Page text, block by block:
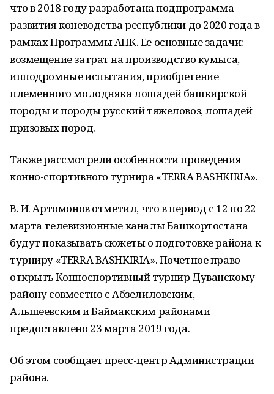
что в 2018 году разработана подпрограмма
развития коневодства республики до 2020 года в
рамках Программы АПК. Ее основные задачи:
возмещение затрат на производство кумыса,
ипподромные испытания, приобретение
племенного молодняка лошадей башкирской
породы и породы русский тяжеловоз, лошадей
призовых пород.
Также рассмотрели особенности проведения
конно-спортивного турнира «TERRA BASHKIRIA».
В. И. Артомонов отметил, что в период с 12 по 22
марта телевизионные каналы Башкортостана
будут показывать сюжеты о подготовке района к
турниру «TERRA BASHKIRIA». Почетное право
открыть Конноспортивный турнир Дуванскому
району совместно с Абзелиловским,
Альшеевским и Баймакским районами
предоставлено 23 марта 2019 года.
Об этом сообщает пресс-центр Администрации
района.